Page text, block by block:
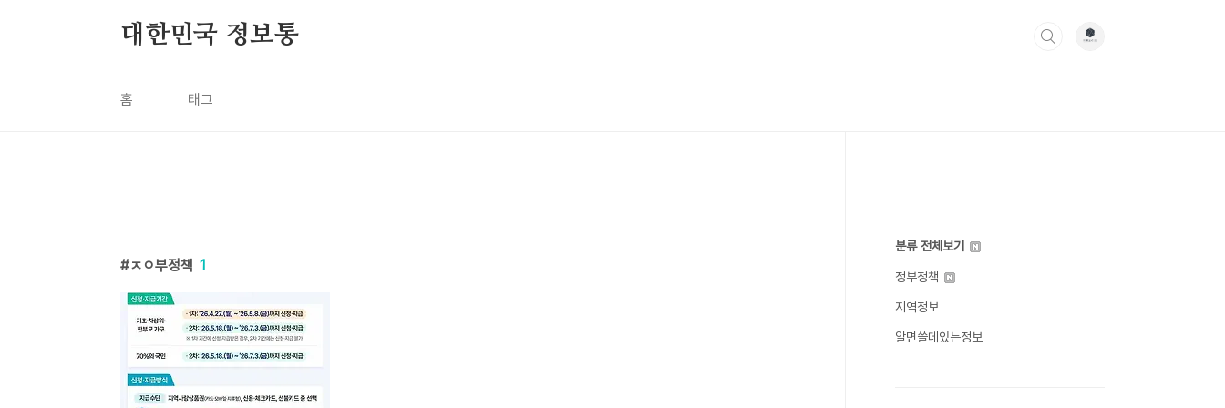
대한민국 정보통
홈 태그
ㅈㅇ부정책 1
분류 전체보기
정부정책
지역정보
알면쓸데있는정보